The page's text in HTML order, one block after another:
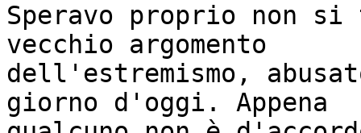
Speravo proprio non
vecchio argomento
dell'estremismo,
giorno d'oggi. Appena